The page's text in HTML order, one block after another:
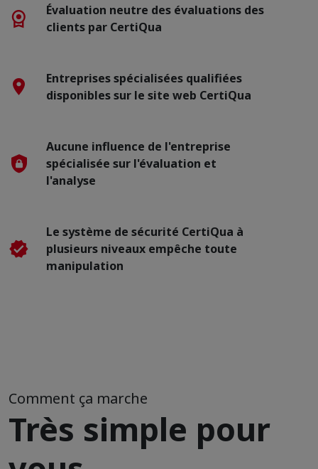
Évaluation neutre des évaluations des
clients par CertiQua
Entreprises spécialisées qualifiées
disponibles sur le site web CertiQua
Aucune influence de l'entreprise
spécialisée sur l'évaluation et
l'analyse
Le système de sécurité CertiQua à
plusieurs niveaux empêche toute
manipulation
Comment ça marche
Très simple pour